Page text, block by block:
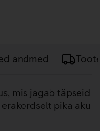
andmed
mis jagab täpseid
pika aku